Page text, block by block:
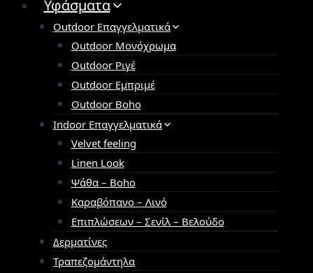
Υφάσματα
Outdoor Επαγγελματικά
Outdoor Μονόχρωμα
Outdoor Ριγέ
Outdoor Εμπριμέ
Outdoor Boho
Indoor Επαγγελματικά
Velvet feeling
Linen Look
Ψάθα – Boho
Καραβόπανο – Λινό
Επιπλώσεων – Σενίλ – Βελούδο
Δερματίνες
Τραπεζομάντηλα